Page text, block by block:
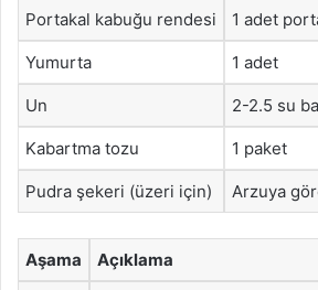
Portakal kabuğu rendesi 1 adet
Yumurta 1 adet
Un 2-2.5 su
Kabartma tozu 1 paket
Pudra şekeri (üzeri için) Arzuya
Aşama Açıklama